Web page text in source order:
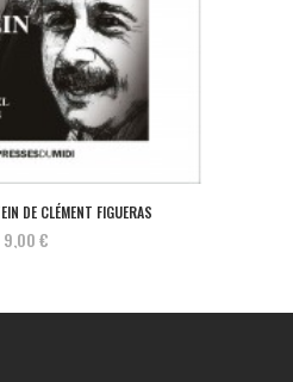
DE CLÉMENT FIGUERAS
9,00 €